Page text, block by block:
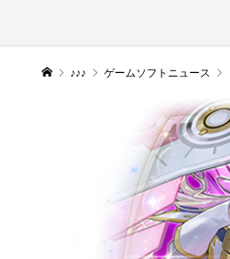
♪♪♪ ゲームソフトニュース